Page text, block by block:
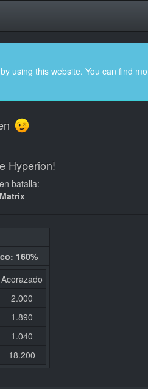
using this website. You can find
Hyperion!
batalla:
160%
Acorazado
2.000
1.890
1.040
18.200